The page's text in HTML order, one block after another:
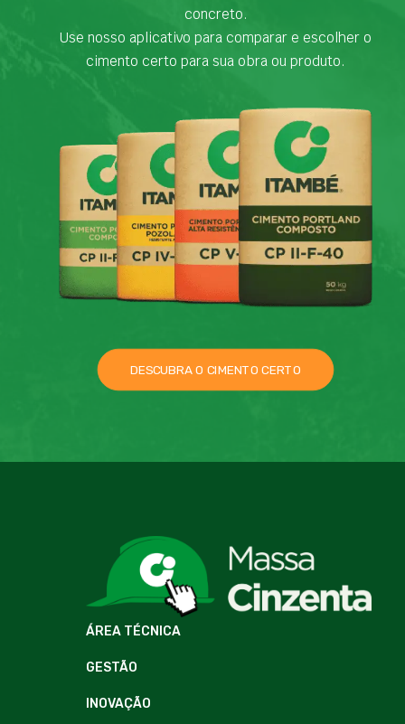
concreto.
Use nosso aplicativo para comparar e escolher o
cimento certo para sua obra ou produto.
DESCUBRA O CIMENTO CERTO
ÁREA TÉCNICA
GESTÃO
INOVAÇÃO